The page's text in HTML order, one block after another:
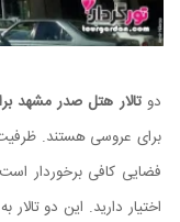
دوتالار هتل صدر مشهد
فضایی کافی برخوردار
اختیار دارید. این دو